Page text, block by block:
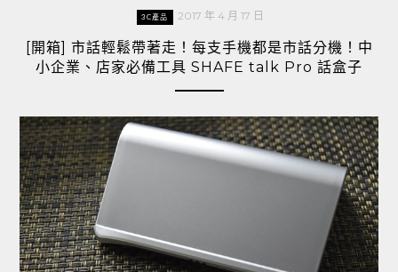
3C產品 2017 年 4 月 17 日
[開箱] 市話輕鬆帶著走！每支手機都是市話分機！中
小企業、店家必備工具 SHAFE talk Pro 話盒子